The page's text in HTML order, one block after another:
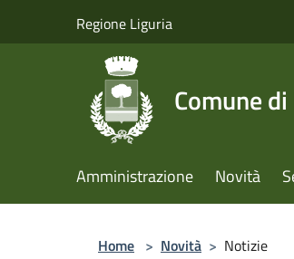
Regione Liguria
Comune
Amministrazione Novità
Home > Novità > Notizie